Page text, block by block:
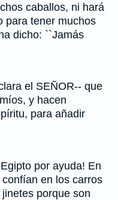
caballos, ni hará
para tener muchos
dicho: ``Jamás
el SEÑOR-- que
y hacen
para añadir
por ayuda! En
en los carros
porque son